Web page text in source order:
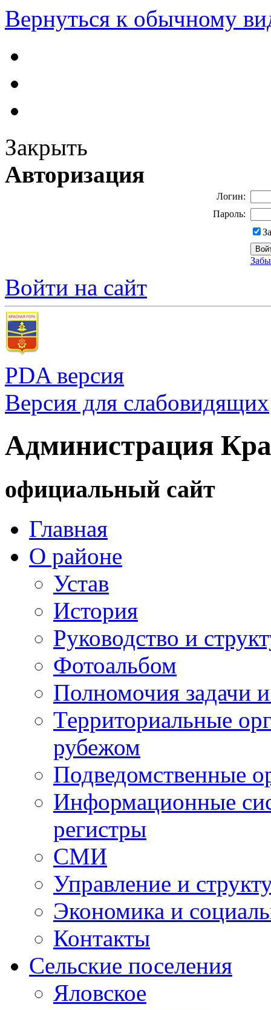
Вернуться к обычному
Закрыть
Авторизация
Логин:
Пароль:
Войти на сайт
PDA версия
Версия для слабовидящих
Администрация
официальный сайт
Главная
О районе
Устав
История
Руководство и
Фотоальбом
Полномочия задачи
Территориальные
рубежом
Подведомственные
Информационные
регистры
СМИ
Управление и
Экономика и
Контакты
Сельские поселения
Яловское